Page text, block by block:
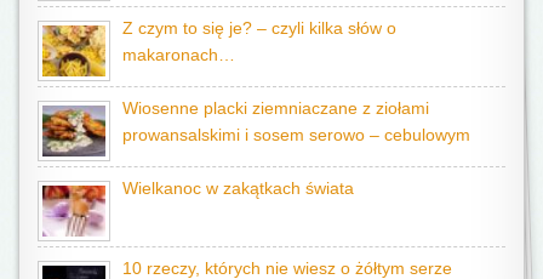
Z czym to się je? – czyli kilka słów o
makaronach…
Wiosenne placki ziemniaczane z ziołami
prowansalskimi i sosem serowo – cebulowym
Wielkanoc w zakątkach świata
10 rzeczy, których nie wiesz o żółtym serze